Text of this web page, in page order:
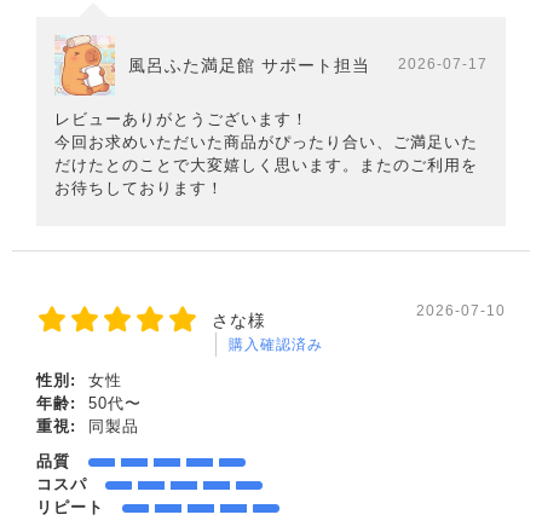
風呂ふた満足館 サポート担当 2026-07-17
レビューありがとうございます！
今回お求めいただいた商品がぴったり合い、ご満足いた
だけたとのことで大変嬉しく思います。またのご利用を
お待ちしております！
さな様
購入確認済み
2026-07-10
性別:
女性
年齢:
50代〜
重視:
同製品
品質
コスパ
リピート